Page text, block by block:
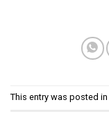
This entry was posted in